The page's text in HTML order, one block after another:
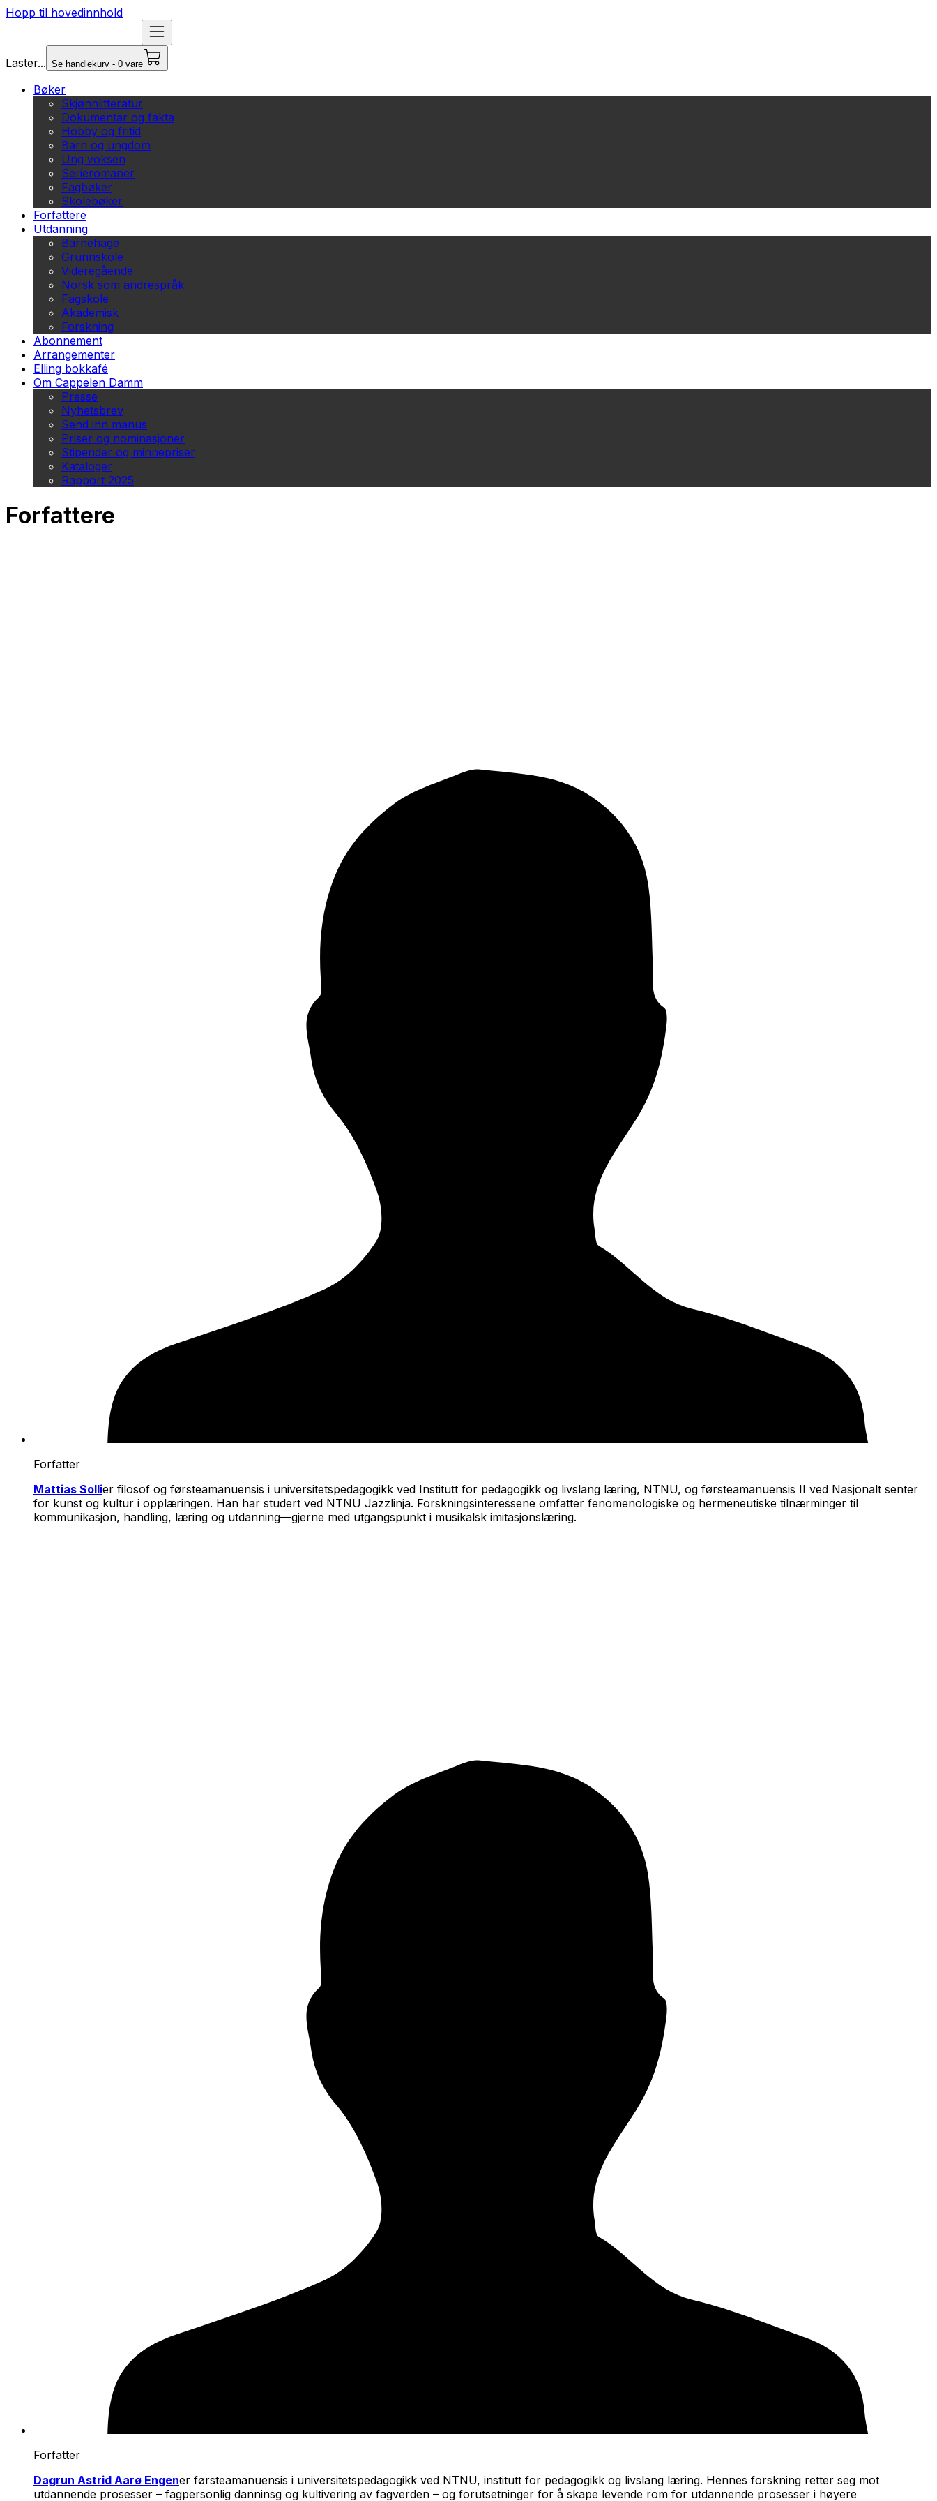
Hopp til hovedinnhold
Laster... Se handlekurv - 0 vare
Bøker
Skjønnlitteratur
Dokumentar og fakta
Hobby og fritid
Barn og ungdom
Ung voksen
Serieromaner
Fagbøker
Skolebøker
Forfattere
Utdanning
Barnehage
Grunnskole
Videregående
Norsk som andrespråk
Fagskole
Akademisk
Forskning
Abonnement
Arrangementer
Elling bokkafé
Om Cappelen Damm
Presse
Nyhetsbrev
Send inn manus
Priser og nominasjoner
Stipender og minnepriser
Kataloger
Rapport 2025
Forfattere
Forfatter
Mattias Sollier filosof og førsteamanuensis i universitetspedagogikk ved Institutt for pedagogikk og livslang læring, NTNU, og førsteamanuensis II ved Nasjonalt senter
for kunst og kultur i opplæringen. Han har studert ved NTNU Jazzlinja. Forskningsinteressene omfatter fenomenologiske og hermeneutiske tilnærminger til
kommunikasjon, handling, læring og utdanning—gjerne med utgangspunkt i musikalsk imitasjonslæring.
Forfatter
Dagrun Astrid Aarø Engener førsteamanuensis i universitetspedagogikk ved NTNU, institutt for pedagogikk og livslang læring. Hennes forskning retter seg mot
utdannende prosesser – fagpersonlig danninsg og kultivering av fagverden – og forutsetninger for å skape levende rom for utdannende prosesser i høyere